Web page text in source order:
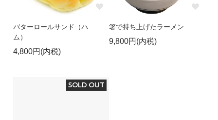
バターロールサンド（ハ
ム）
4,800円(内税)
箸で持ち上げたラーメン
9,800円(内税)
SOLD OUT